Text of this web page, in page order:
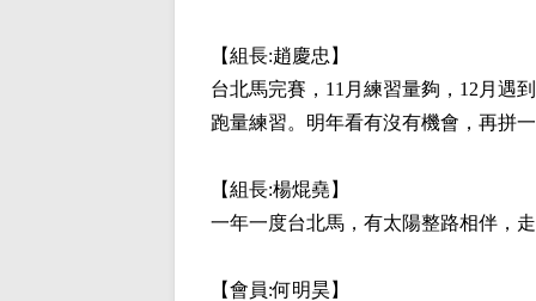
【組長:趙慶忠 】
台北馬完賽，11月練習量夠，12月遇
跑量練習。明年看有沒有機會，再拼
【組長:楊焜堯 】
一年一度台北馬，有太陽整路相伴，
【會員:何明昊 】